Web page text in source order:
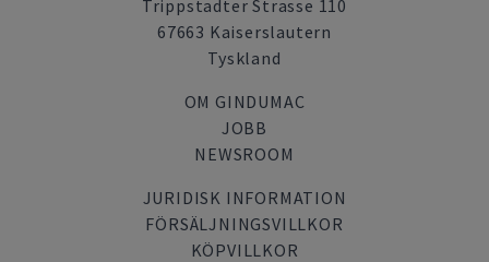
Trippstadter Strasse 110
67663 Kaiserslautern
Tyskland
OM GINDUMAC
JOBB
NEWSROOM
JURIDISK INFORMATION
FÖRSÄLJNINGSVILLKOR
KÖPVILLKOR